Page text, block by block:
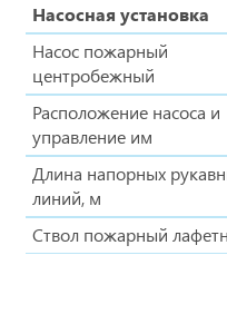
Насосная установка
Насос пожарный
центробежный
Расположение насоса и
управление им
Длина напорных
линий, м
Ствол пожарный